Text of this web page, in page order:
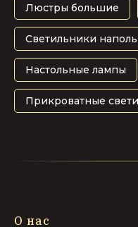
Люстры большие
Светильники
Настольные лампы
Прикроватные
О нас